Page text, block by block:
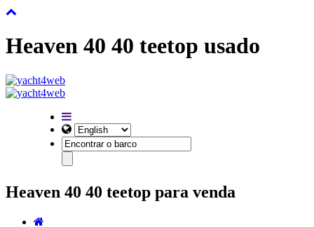
Heaven 40 40 teetop usado
Heaven 40 40 teetop para venda